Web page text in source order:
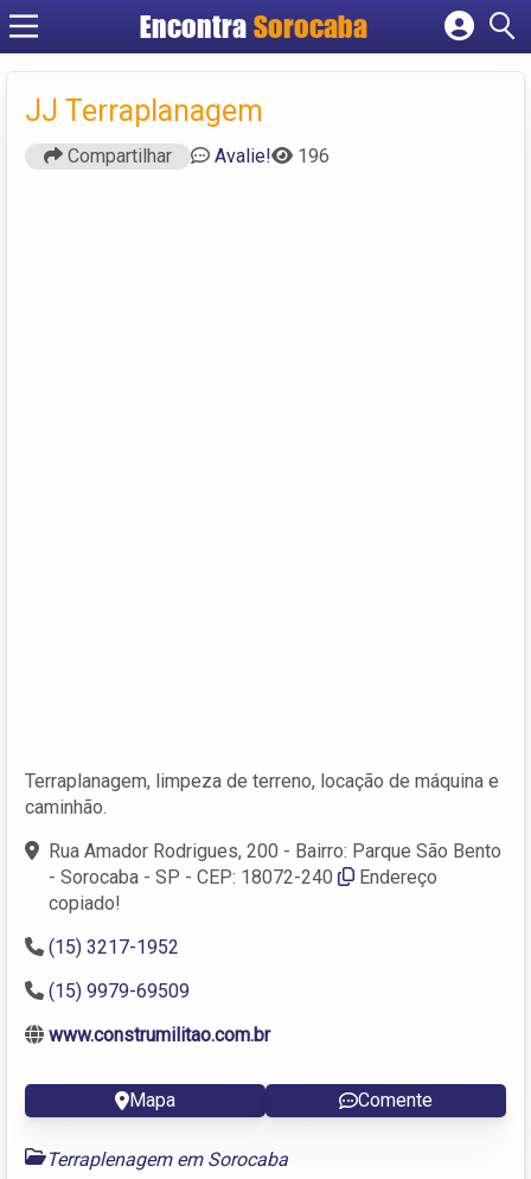
EncontraSorocaba
Cadastrar empresa
Criar conta
JJ Terraplanagem
Compartilhar Avalie! 196
Terraplanagem, limpeza de terreno, locação de máquina e
caminhão.
Rua Amador Rodrigues, 200 - Bairro: Parque São Bento
- Sorocaba - SP - CEP: 18072-240
Endereço
copiado!
(15) 3217-1952
(15) 9979-69509
www.construmilitao.com.br
Mapa Comente
Terraplenagem em Sorocaba